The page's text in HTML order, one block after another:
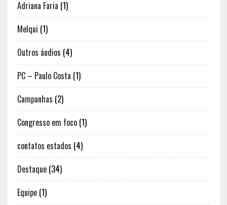
Adriana Faria (1)
Melqui (1)
Outros áudios (4)
PC – Paulo Costa (1)
Campanhas (2)
Congresso em foco(1)
contatos estados (4)
Destaque(34)
Equipe(1)